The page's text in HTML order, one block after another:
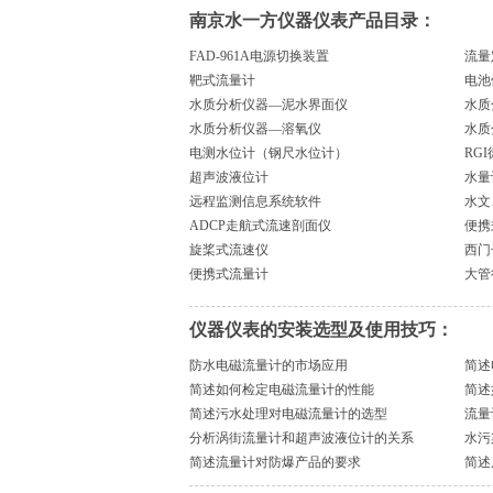
南京水一方仪器仪表产品目录：
FAD-961A电源切换装置
流
靶式流量计
电
水质分析仪器—泥水界面仪
水
水质分析仪器—溶氧仪
水
电测水位计（钢尺水位计）
RGI
超声波液位计
水
远程监测信息系统软件
水
ADCP走航式流速剖面仪
便
旋桨式流速仪
西
便携式流量计
大
仪器仪表的安装选型及使用技巧：
防水电磁流量计的市场应用
简
简述如何检定电磁流量计的性能
简
简述污水处理对电磁流量计的选型
流
分析涡街流量计和超声波液位计的关系
水
简述流量计对防爆产品的要求
简